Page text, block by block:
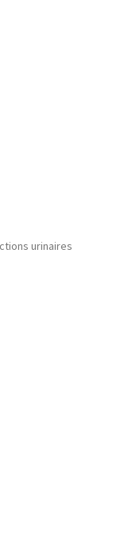
urinaires